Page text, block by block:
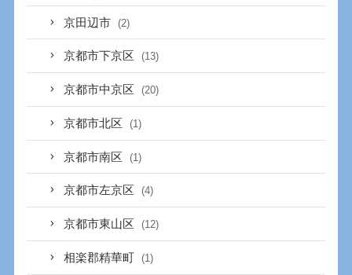
京田辺市 (2)
京都市下京区 (13)
京都市中京区 (20)
京都市北区 (1)
京都市南区 (1)
京都市左京区 (4)
京都市東山区 (12)
相楽郡精華町 (1)